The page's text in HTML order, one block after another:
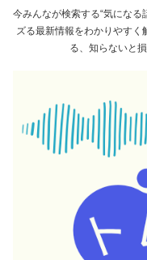
今みんなが検索する“気にな
ズる最新情報をわかりやすく
る、知らないと